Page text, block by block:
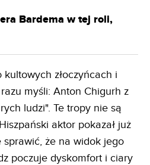
Bardema w tej roli,
złoczyńcach i
myśli: Anton Chigurh z
ludzi". Te tropy nie są
aktor pokazał już
sprawić, że na widok jego
poczuje dyskomfort i ciary